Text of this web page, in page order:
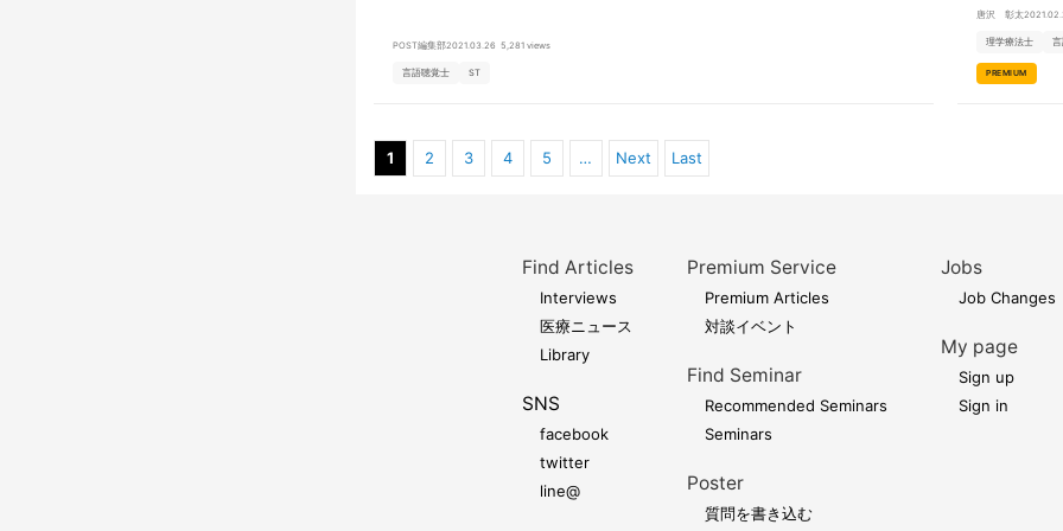
POST編集部2021.03.26 5,281 views
言語聴覚士 ST
唐沢 彰太
理学療法士 言
PREMIUM
1 2 3 4 5 … Next Last
Find Articles
Interviews
医療ニュース
Library
SNS
facebook
twitter
line@
Premium Service
Premium Articles
対談イベント
Find Seminar
Recommended Seminars
Seminars
Poster
質問を書き込む
Jobs
Job Changes
My page
Sign up
Sign in